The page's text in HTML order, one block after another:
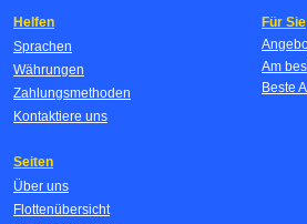
Helfen
Sprachen
Währungen
Zahlungsmethoden
Kontaktiere uns
Für Sie
Am
Beste
Seiten
Über uns
Flottenübersicht